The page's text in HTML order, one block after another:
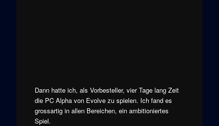
Dann hatte ich, als Vorbesteller, vier Tage lang Zeit
die PC Alpha von Evolve zu spielen. Ich fand es
grossartig in allen Bereichen, ein ambitioniertes
Spiel.